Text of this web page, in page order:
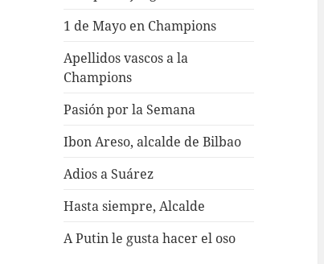
1 de Mayo en Champions
Apellidos vascos a la
Champions
Pasión por la Semana
Ibon Areso, alcalde de Bilbao
Adios a Suárez
Hasta siempre, Alcalde
A Putin le gusta hacer el oso